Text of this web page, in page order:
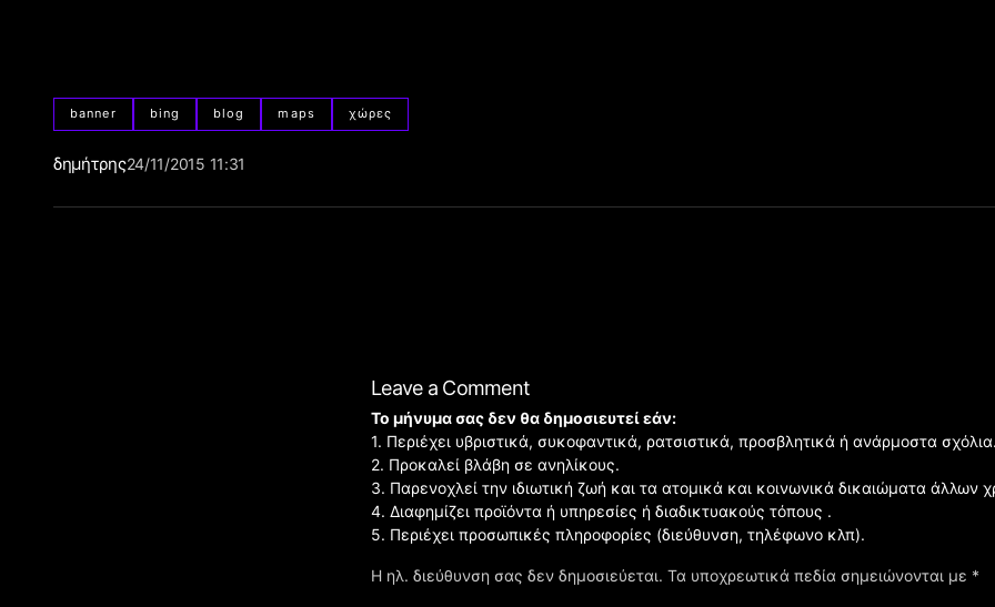
banner bing blog maps χώρες
δημήτρης24/11/2015 11:31
Leave a Comment
Η ηλ. διεύθυνση σας δεν δημοσιεύεται. Τα υποχρεωτικά πεδία σημειώνονται με *
Το μήνυμα σας δεν θα δημοσιευτεί εάν:
1. Περιέχει υβριστικά, συκοφαντικά, ρατσιστικά, προσβλητικά ή ανάρμοστα σχόλια.
2. Προκαλεί βλάβη σε ανηλίκους.
3. Παρενοχλεί την ιδιωτική ζωή και τα ατομικά και κοινωνικά δικαιώματα άλλων
4. Διαφημίζει προϊόντα ή υπηρεσίες ή διαδικτυακούς τόπους .
5. Περιέχει προσωπικές πληροφορίες (διεύθυνση, τηλέφωνο κλπ).